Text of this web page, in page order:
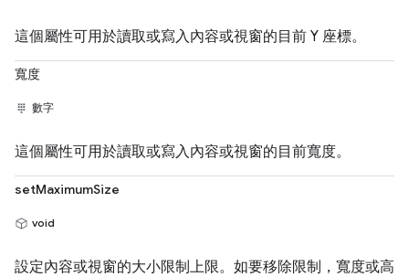
這個屬性可用於讀取或寫入內容或視窗的目前 Y 座標。
寬度
數字
這個屬性可用於讀取或寫入內容或視窗的目前寬度。
setMaximumSize
void
設定內容或視窗的大小限制上限。如要移除限制，寬度或高